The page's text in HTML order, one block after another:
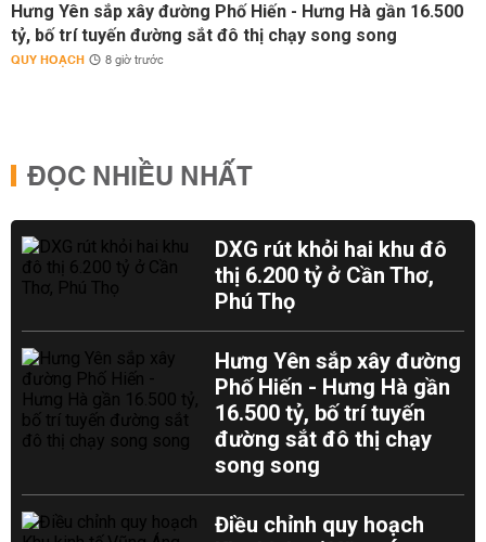
Hưng Yên sắp xây đường Phố Hiến - Hưng Hà gần 16.500
tỷ, bố trí tuyến đường sắt đô thị chạy song song
QUY HOẠCH 8 giờ trước
ĐỌC NHIỀU NHẤT
DXG rút khỏi hai khu đô
thị 6.200 tỷ ở Cần Thơ,
Phú Thọ
Hưng Yên sắp xây đường
Phố Hiến - Hưng Hà gần
16.500 tỷ, bố trí tuyến
đường sắt đô thị chạy
song song
Điều chỉnh quy hoạch